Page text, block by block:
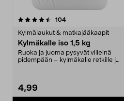
104arvostelut
Kylmälaukut & matkajääkaapit
Kylmäkalle iso 1,5 kg
Ruoka ja juoma pysyvät viileinä
pidempään – kylmäkalle retkille ja
4,99
4.5 viidestä